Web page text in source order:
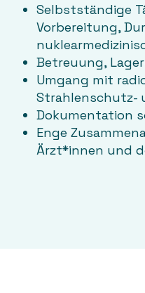
Selbstständige
Vorbereitung,
Betreuung,
Umgang mit
Strahlenschutz-
Dokumentation
Enge
Ärzt*innen und